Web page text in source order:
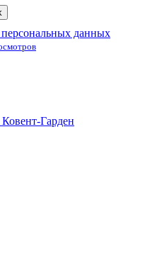
персональных данных
Гарден